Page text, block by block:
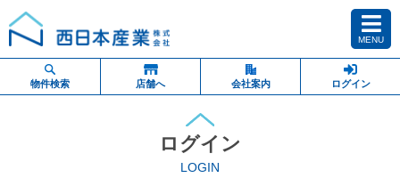
MENU
物件検索 店舗へ 会社案内 ログイン
ログイン
LOGIN